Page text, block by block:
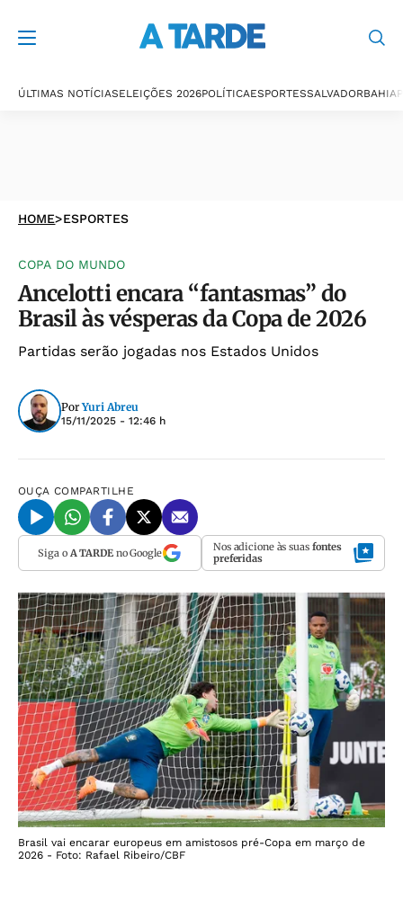
ÚLTIMAS NOTÍCIASELEIÇÕES 2026POLÍTICAESPORTESSALVADORBAHIA
HOME>ESPORTES
COPA DO MUNDO
Ancelotti encara “fantasmas” do
Brasil às vésperas da Copa de 2026
Partidas serão jogadas nos Estados Unidos
Por Yuri Abreu
15/11/2025 - 12:46 h
OUÇA COMPARTILHE
Siga o A TARDEno Google Nos adicione às suas fontes
preferidas
Brasil vai encarar europeus em amistosos pré-Copa em março de
2026 - Foto: Rafael Ribeiro/CBF